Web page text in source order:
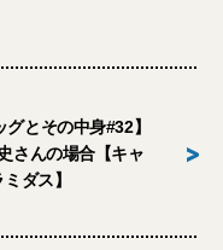
グとその中身#32】
さんの場合【キャ
ダス】
>